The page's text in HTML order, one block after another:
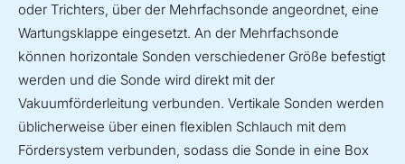
oder Trichters, über der Mehrfachsonde angeordnet, eine
Wartungsklappe eingesetzt. An der Mehrfachsonde
können horizontale Sonden verschiedener Größe befestigt
werden und die Sonde wird direkt mit der
Vakuumförderleitung verbunden. Vertikale Sonden werden
üblicherweise über einen flexiblen Schlauch mit dem
Fördersystem verbunden, sodass die Sonde in eine Box